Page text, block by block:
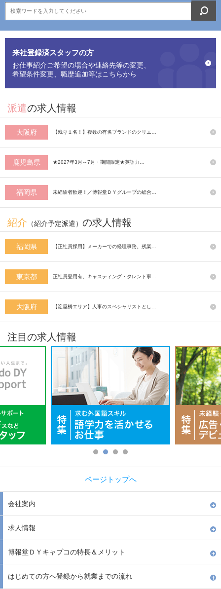
来社登録済スタッフの方
お仕事紹介ご希望の場合や連絡先等の変更、
希望条件変更、職歴追加等はこちらから
派遣の求人情報
大阪府 【残り１名！】複数の有名ブランドのクリエ…
鹿児島県 ★2027年3月～7月・期間限定★英語力…
福岡県 未経験者歓迎！／博報堂ＤＹグループの総合…
紹介 （紹介予定派遣） の求人情報
福岡県 【正社員採用】メーカーでの経理事務。残業…
東京都 正社員登用有。キャスティング・タレント事…
大阪府 【淀屋橋エリア】人事のスペシャリストとし…
注目の求人情報
ページトップへ
会社案内
求人情報
博報堂ＤＹキャプコの特長＆メリット
はじめての方へ登録から就業までの流れ